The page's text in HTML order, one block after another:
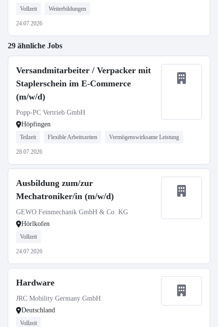
Vollzeit Weiterbildungen
24.07.2026
29 ähnliche Jobs
Versandmitarbeiter / Verpacker mit
Staplerschein im E-Commerce
(m/w/d)
Popp-PC Vertrieb GmbH
Höpfingen
Teilzeit Flexible Arbeitszeiten Vermögenswirksame Leistung
28.07.2026
Ausbildung zum/zur
Mechatroniker/in (m/w/d)
GEWO Feinmechanik GmbH & Co. KG
Hörlkofen
Vollzeit
24.07.2026
Hardware
JRC Mobility Germany GmbH
Deutschland
Vollzeit